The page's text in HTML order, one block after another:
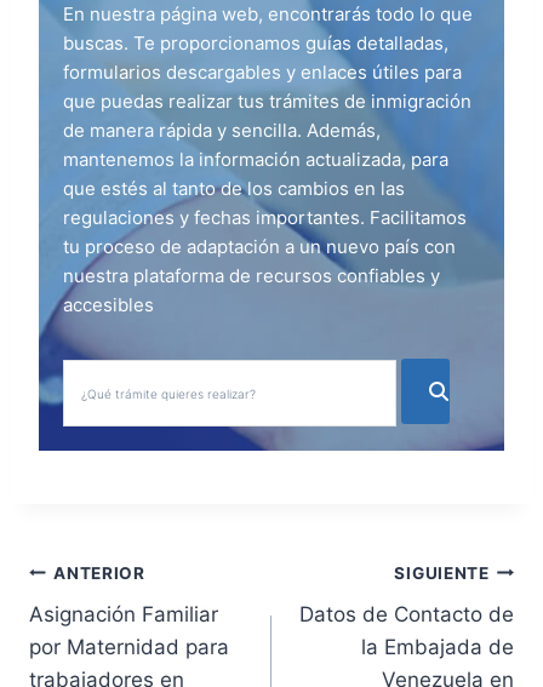
En nuestra página web, encontrarás todo lo que
buscas. Te proporcionamos guías detalladas,
formularios descargables y enlaces útiles para
que puedas realizar tus trámites de inmigración
de manera rápida y sencilla. Además,
mantenemos la información actualizada, para
que estés al tanto de los cambios en las
regulaciones y fechas importantes. Facilitamos
tu proceso de adaptación a un nuevo país con
nuestra plataforma de recursos confiables y
accesibles
N
a
ANTERIOR
Asignación Familiar
por Maternidad para
trabajadores en
SIGUIENTE
Datos de Contacto de
la Embajada de
Venezuela en